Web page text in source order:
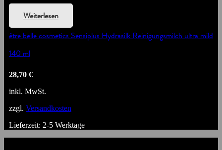
Weiterlesen
être belle cosmetics Sensiplus Hydrasilk Reinigungsmilch ultra mild
140 ml
28,70 €
inkl. MwSt.
zzgl. Versandkosten
Lieferzeit: 2-5 Werktage